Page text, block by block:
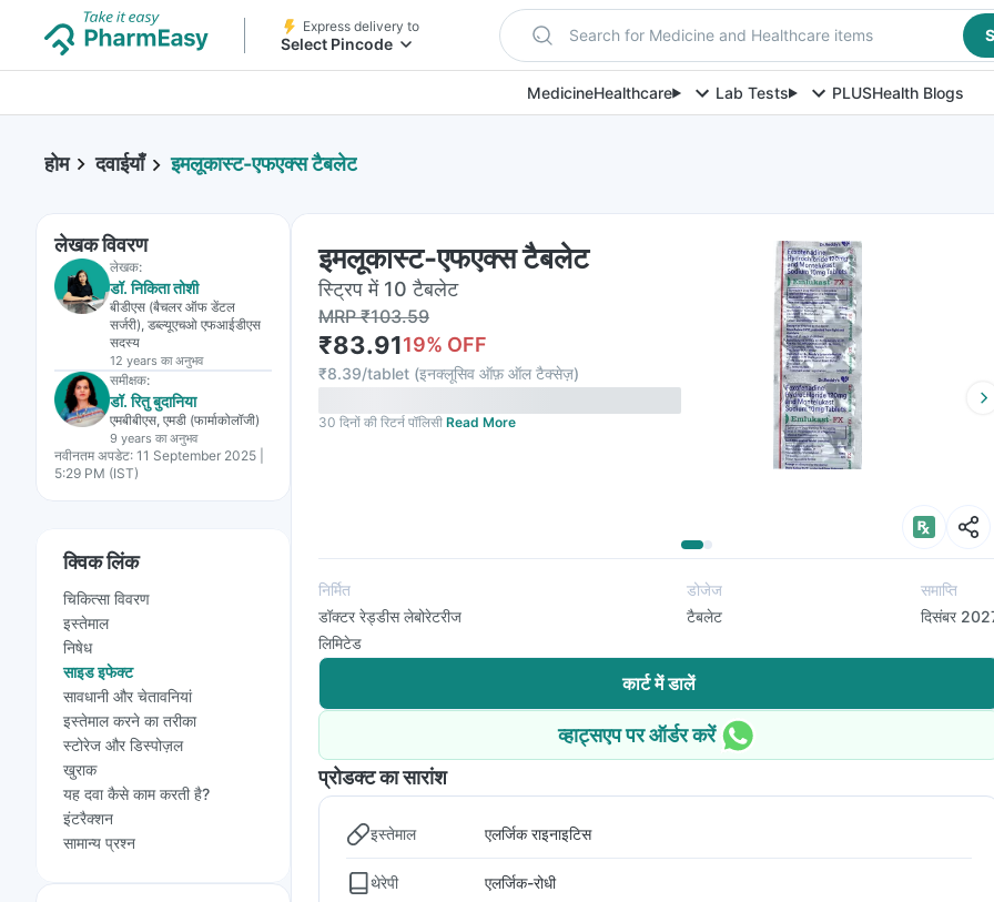
Express delivery to
Select Pincode Search for Medicine and Healthcare items
MedicineHealthcare Lab Tests PLUSHealth Blogs
होम दवाईयाँ इमलूकास्ट-एफएक्स टैबलेट
लेखक विवरण
लेखक:
डॉ. निकिता तोशी
बीडीएस (बैचलर ऑफ डेंटल
सर्जरी), डब्ल्यूएचओ एफआईडीएस
सदस्य
12 years का अनुभव
समीक्षक:
डॉ. रितु बुदानिया
एमबीबीएस, एमडी (फार्माकोलॉजी)
9 years का अनुभव
नवीनतम अपडेट: 11 September 2025 |
5:29 PM (IST)
क्विक लिंक
चिकित्सा विवरण
इस्तेमाल
निषेध
साइड इफेक्ट
सावधानी और चेतावनियां
इस्तेमाल करने का तरीका
स्टोरेज और डिस्पोज़ल
खुराक
यह दवा कैसे काम करती है?
इंटरैक्शन
सामान्य प्रश्न
इमलूकास्ट-एफएक्स टैबलेट
स्ट्रिप में 10 टैबलेट
MRP₹103.59
₹83.9119% OFF
₹8.39/tablet (इनक्लूसिव ऑफ़ ऑल टैक्सेज़)
30 दिनों की रिटर्न पॉलिसी Read More
निर्मित
डॉक्टर रेड्डीस लेबोरेटरीज
लिमिटेड
डोजेज
टैबलेट
समाप्ति
दिसंबर
कार्ट में डालें
व्हाट्सएप पर ऑर्डर करें
प्रोडक्ट का सारांश
इस्तेमाल एलर्जिक राइनाइटिस
थेरेपी एलर्जिक-रोधी